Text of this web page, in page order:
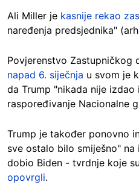
Ali Miller je kasnije rekao
naređenja predsjednika"
Povjerenstvo Zastupničkog
napad 6. siječnja u svom je
da Trump "nikada nije izdao
raspoređivanje Nacionalne
Trump je također ponovno
sve ostalo bilo smiješno"
dobio Biden - tvrdnje koje
opovrgli.